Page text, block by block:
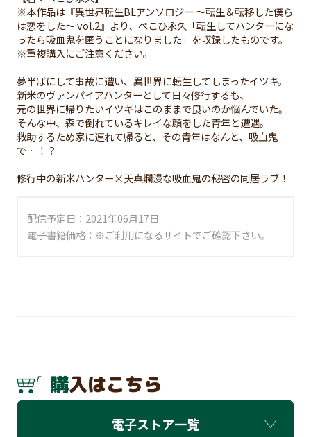
※本作品は『異世界転生BLアンソロジー ～転生＆転移した僕ら
は恋をした～ vol.2』より、ぺこひ永久「転生してハンターにな
ったら吸血鬼を匿うことになりました」を収録したものです。
※重複購入にご注意ください。
夢半ばにして事故に遭い、異世界に転生してしまったイツキ。
新米のヴァンパイアハンターとして日々修行するも、
元の世界に帰りたいイツキはこのままで良いのか悩んでいた。
そんな中、森で倒れているキレイな顔をした青年と遭遇。
救助するため家に連れて帰ると、その青年はなんと、吸血鬼
で…！？
修行中の新米ハンター×天真爛漫な吸血鬼の秘密の同居ラブ！
配信予定日：2021年06月17日
電子書籍価格：※ご利用になるサイトでご確認下さい。
購入はこちら
電子ストア一覧